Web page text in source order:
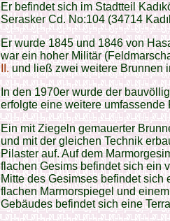
Er befindet sich im Stadtteil
Serasker Cd. No:104 (34714
Er wurde 1845 und 1846 von
war ein hoher Militär
II.und ließ zwei weitere Brunnen
In den 1970er wurde der
erfolgte eine weitere
Ein mit Ziegeln gemauerter
und mit der gleichen Technik
Pilaster auf. Auf dem
flachen Gesims befindet sich ein
Mitte des Gesimses befindet
flachen Marmorspiegel und
Gebäudes befindet sich eine